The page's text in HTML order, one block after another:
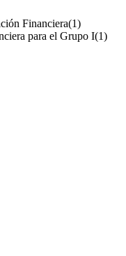
Financiera(1)
para el Grupo I(1)